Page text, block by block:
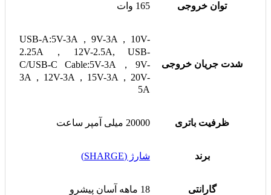
توان خروجی 165 وات
شدت جریان خروجی
USB-A:5V-3A，9V-3A，10V-
2.25A，12V-2.5A, USB-
C/USB-C Cable:5V-3A，9V-
3A，12V-3A，15V-3A，20V-
5A
ظرفیت باتری 20000 میلی آمپر ساعت
برند شارژ (SHARGE)
گارانتی 18 ماهه آسان پیشرو